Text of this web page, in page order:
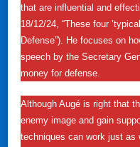
that are influential and
18/12/24, “These four
Defense”). He focuses on
speech by the Secretary
money for defense.
Although Augé is right that
enemy image and gain
techniques can work just as